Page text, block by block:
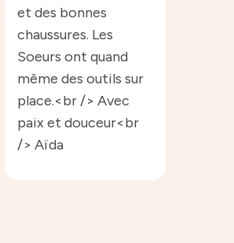
et des bonnes
chaussures. Les
Soeurs ont quand
même des outils sur
place.<br /> Avec
paix et douceur<br
/> Aïda